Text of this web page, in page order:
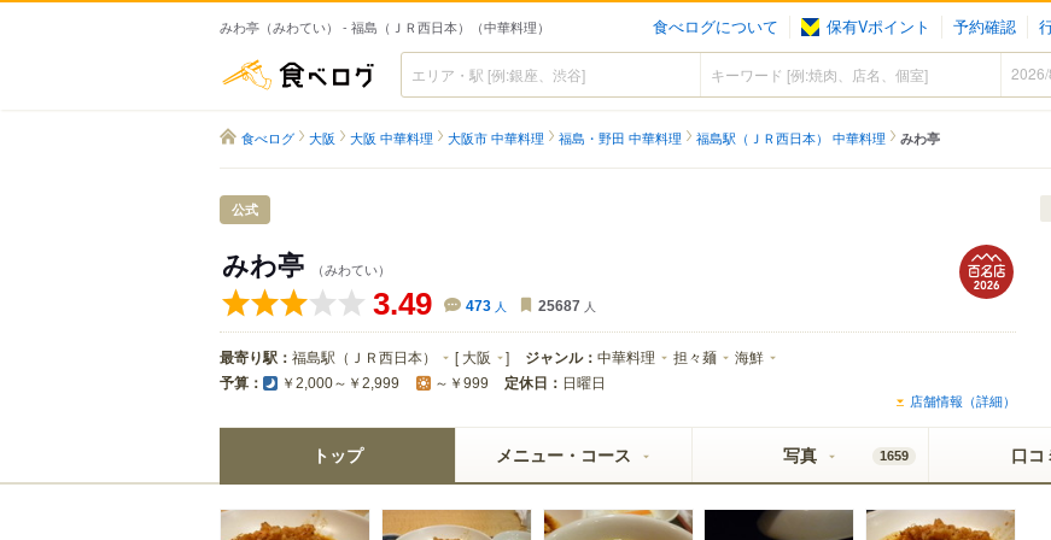
みわ亭（みわてい） - 福島（ＪＲ西日本）（中華料理） 食べログについて 保有Vポイント 予約確認
食べログ
食べログ 大阪 大阪 中華料理 大阪市 中華料理 福島・野田 中華料理 福島駅（ＪＲ西日本） 中華料理 みわ亭
公式
みわ亭 （みわてい）
3.49 473 人 25687 人
最寄り駅： 福島駅（ＪＲ西日本） [ 大阪 ] ジャンル： 中華料理 担々麺 海鮮
予算： ￥2,000～￥2,999 ～￥999 定休日： 日曜日
店舗情報（詳細）
トップ メニュー・コース 写真 1659 口コ